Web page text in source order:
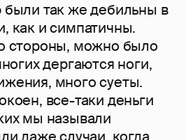
были так же дебильны в
как и симпатичны.
стороны, можно было
дергаются ноги,
много суеты.
все-таки деньги
мы называли